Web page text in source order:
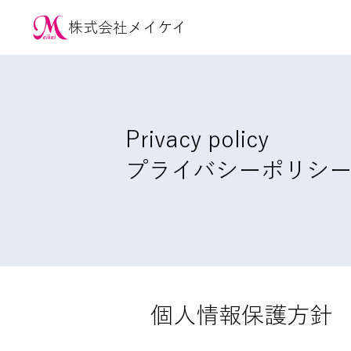
Privacy policy
プライバシーポリシー
​個人情報保護方針
​株式会社メイケイ